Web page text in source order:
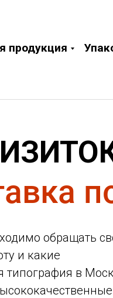
продукция
обращать
и какие
типография в